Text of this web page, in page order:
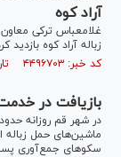
آراد کوه
غلامعباس ترکی
زباله آراد کوه بازدید
کد خبر: ۴۴۹۶۷۰۳ تاریخ انتشار : ۱۴۰۱/۰۸/۱۰
بازیافت در
ماشین‌های حمل زباله
سکوهای جمع‌آوری